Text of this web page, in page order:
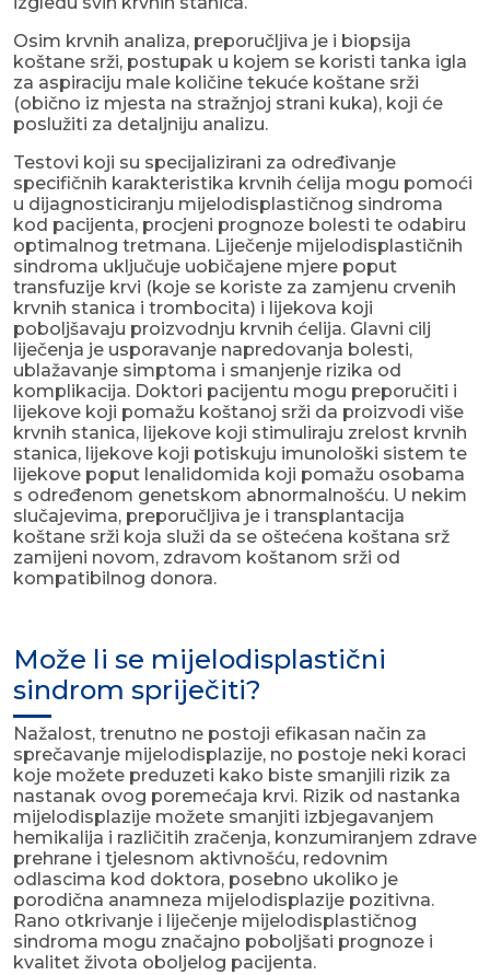
Osim krvnih analiza, preporučljiva je i biopsija
koštane srži, postupak u kojem se koristi tanka igla
za aspiraciju male količine tekuće koštane srži
(obično iz mjesta na stražnjoj strani kuka), koji će
poslužiti za detaljniju analizu.
Testovi koji su specijalizirani za određivanje
specifičnih karakteristika krvnih ćelija mogu pomoći
u dijagnosticiranju mijelodisplastičnog sindroma
kod pacijenta, procjeni prognoze bolesti te odabiru
optimalnog tretmana. Liječenje mijelodisplastičnih
sindroma uključuje uobičajene mjere poput
transfuzije krvi (koje se koriste za zamjenu crvenih
krvnih stanica i trombocita) i lijekova koji
poboljšavaju proizvodnju krvnih ćelija. Glavni cilj
liječenja je usporavanje napredovanja bolesti,
ublažavanje simptoma i smanjenje rizika od
komplikacija. Doktori pacijentu mogu preporučiti i
lijekove koji pomažu koštanoj srži da proizvodi više
krvnih stanica, lijekove koji stimuliraju zrelost krvnih
stanica, lijekove koji potiskuju imunološki sistem te
lijekove poput lenalidomida koji pomažu osobama
s određenom genetskom abnormalnošću. U nekim
slučajevima, preporučljiva je i transplantacija
koštane srži koja služi da se oštećena koštana srž
zamijeni novom, zdravom koštanom srži od
kompatibilnog donora.
Može li se mijelodisplastični
sindrom spriječiti?
Nažalost, trenutno ne postoji efikasan način za
sprečavanje mijelodisplazije, no postoje neki koraci
koje možete preduzeti kako biste smanjili rizik za
nastanak ovog poremećaja krvi. Rizik od nastanka
mijelodisplazije možete smanjiti izbjegavanjem
hemikalija i različitih zračenja, konzumiranjem zdrave
prehrane i tjelesnom aktivnošću, redovnim
odlascima kod doktora, posebno ukoliko je
porodična anamneza mijelodisplazije pozitivna.
Rano otkrivanje i liječenje mijelodisplastičnog
sindroma mogu značajno poboljšati prognoze i
kvalitet života oboljelog pacijenta.